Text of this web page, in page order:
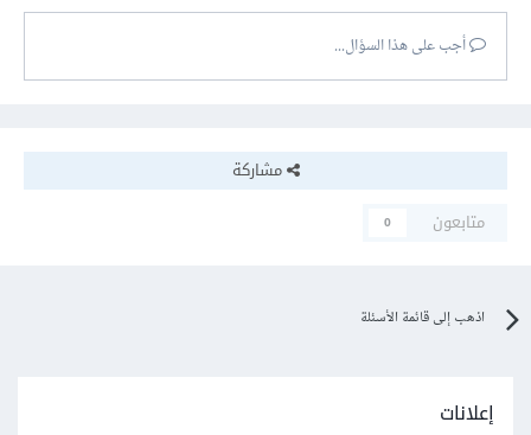
أجب على هذا السؤال...
مشاركة
متابعون
0
اذهب إلى قائمة الأسئلة
إعلانات